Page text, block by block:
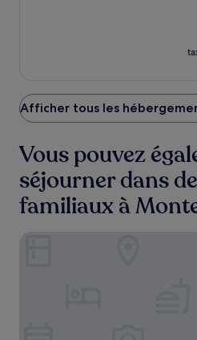
Afficher tous les
Vous pouvez
séjourner dans
familiaux à
The Monterey Hotel